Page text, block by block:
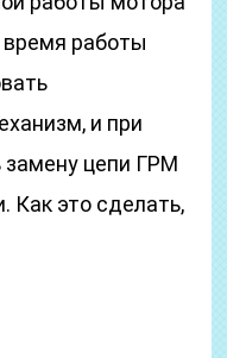
время работы
и при
цепи ГРМ
Как это сделать,